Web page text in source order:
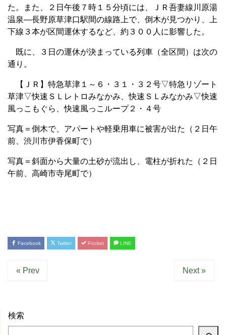
た。また、２日午後７時１５分頃には、ＪＲ吾妻線川原湯
温泉―長野原草津口駅間の線路上で、倒木が見つかり、上
下線３本が区間運休するなど、約３００人に影響した。
既に、３日の運休が決まっている列車（全区間）は次の
通り。
【ＪＲ】特急草津１～６・３１・３２号▽特急リゾート
草津▽快速ＳＬレトロみなかみ、快速ＳＬみなかみ▽快速
風っこもぐら、快速風っこループ２・４号
写真＝倒木で、アパートや軽乗用車に被害が出た（２日午
前、渋川市伊香保町で）
写真＝斜面から大量の土砂が流出し、電柱が折れた（２日
午前、高崎市寺尾町で）
Facebook Twitter Pocket LINE
« Prev Next »
検索